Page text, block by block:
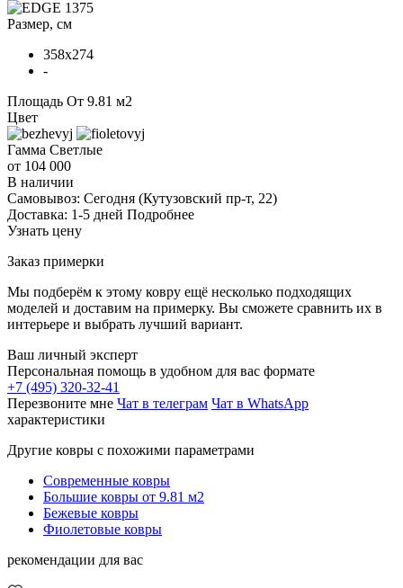
Размер, см
358x274
-
Площадь От 9.81 м2
Цвет
Гамма Светлые
от 104 000
В наличии
Самовывоз: Сегодня (Кутузовский пр-т, 22)
Доставка: 1-5 дней Подробнее
Узнать цену
Заказ примерки
Мы подберём к этому ковру ещё несколько подходящих
моделей и доставим на примерку. Вы сможете сравнить их в
интерьере и выбрать лучший вариант.
Ваш личный эксперт
Персональная помощь в удобном для вас формате
+7 (495) 320-32-41
Перезвоните мне Чат в телеграм Чат в WhatsApp
характеристики
Другие ковры с похожими параметрами
Современные ковры
Большие ковры от 9.81 м2
Бежевые ковры
Фиолетовые ковры
рекомендации для вас